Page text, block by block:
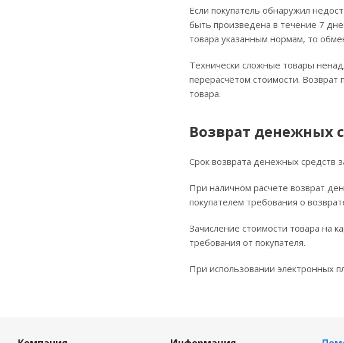
Если покупатель обнаружил
быть произведена в течение 7
товара указанным нормам, то
Технически сложные товары
перерасчётом стоимости.
товара.
Возврат денежных
Срок возврата денежных средств
При наличном расчете возврат
покупателем требования о
Зачисление стоимости товара на
требования от покупателя.
При использовании электронных